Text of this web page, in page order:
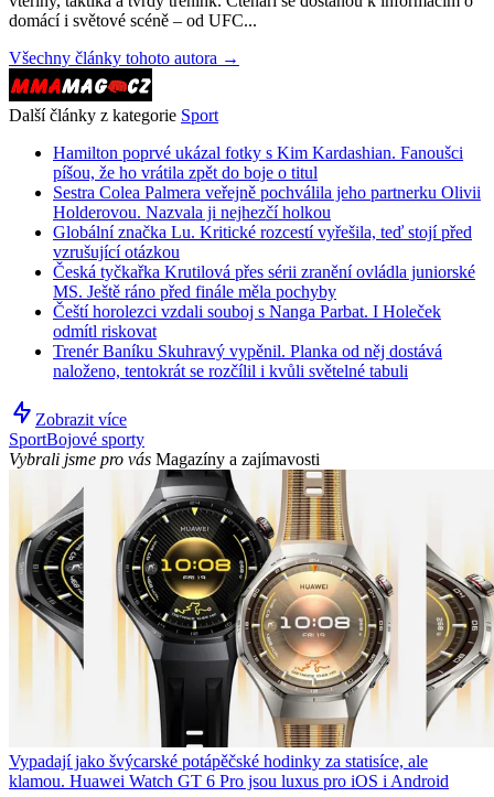
domácí i světové scéně – od UFC...
Všechny články tohoto autora →
Další články z kategorie Sport
Hamilton poprvé ukázal fotky s Kim Kardashian. Fanoušci
píšou, že ho vrátila zpět do boje o titul
Sestra Colea Palmera veřejně pochválila jeho partnerku Olivii
Holderovou. Nazvala ji nejhezčí holkou
Globální značka Lu. Kritické rozcestí vyřešila, teď stojí před
vzrušující otázkou
Česká tyčkařka Krutilová přes sérii zranění ovládla juniorské
MS. Ještě ráno před finále měla pochyby
Čeští horolezci vzdali souboj s Nanga Parbat. I Holeček
odmítl riskovat
Trenér Baníku Skuhravý vypěnil. Planka od něj dostává
naloženo, tentokrát se rozčílil i kvůli světelné tabuli
Zobrazit více
SportBojové sporty
Vybrali jsme pro vás Magazíny a zajímavosti
Vypadají jako švýcarské potápěčské hodinky za statisíce, ale
klamou. Huawei Watch GT 6 Pro jsou luxus pro iOS i Android